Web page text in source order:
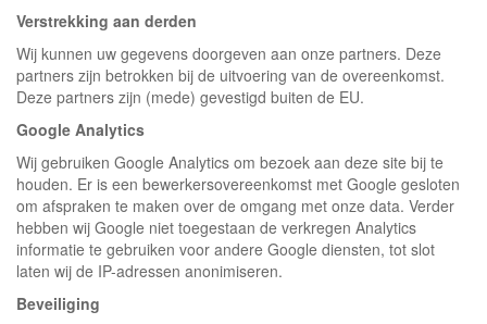
Verstrekking aan derden
Wij kunnen uw gegevens doorgeven aan onze partners. Deze
partners zijn betrokken bij de uitvoering van de overeenkomst.
Deze partners zijn (mede) gevestigd buiten de EU.
Google Analytics
Wij gebruiken Google Analytics om bezoek aan deze site bij te
houden. Er is een bewerkersovereenkomst met Google gesloten
om afspraken te maken over de omgang met onze data. Verder
hebben wij Google niet toegestaan de verkregen Analytics
informatie te gebruiken voor andere Google diensten, tot slot
laten wij de IP-adressen anonimiseren.
Beveiliging